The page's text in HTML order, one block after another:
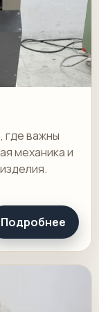
где важны
механика и
Подробнее